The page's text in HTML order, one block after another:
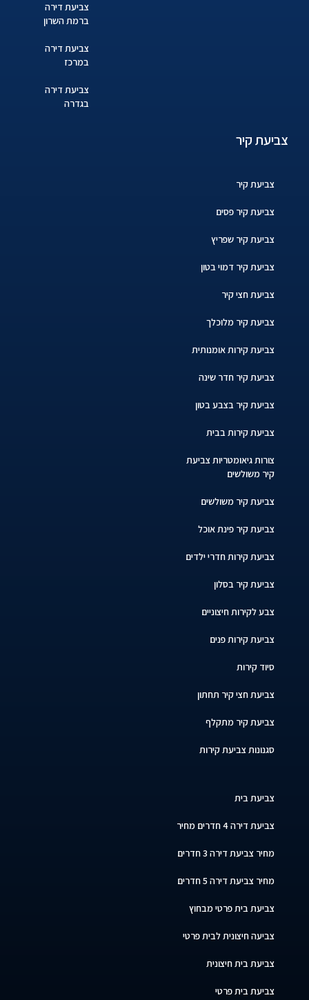
צביעת דירה
ברמת השרון
צביעת דירה
במרכז
צביעת דירה
בגדרה
צביעת קיר
צביעת קיר
צביעת קיר פסים
צביעת קיר שפריץ
צביעת קיר דמוי בטון
צביעת חצי קיר
צביעת קיר מלוכלך
צביעת קירות אומנותית
צביעת קיר חדר שינה
צביעת קיר בצבע בטון
צביעת קירות בבית
צורות גיאומטריות צביעת
קיר משולשים
צביעת קיר משולשים
צביעת קיר פינת אוכל
צביעת קירות חדרי ילדים
צביעת קיר בסלון
צבע לקירות חיצוניים
צביעת קירות פנים
סיוד קירות
צביעת חצי קיר תחתון
צביעת קיר מתקלף
סגנונות צביעת קירות
צביעת בית
צביעת דירה 4 חדרים מחיר
מחיר צביעת דירה 3 חדרים
מחיר צביעת דירה 5 חדרים
צביעת בית פרטי מבחוץ
צביעה חיצונית לבית פרטי
צביעת בית חיצונית
צביעת בית פרטי